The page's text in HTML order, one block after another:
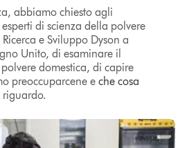
abbiamo chiesto agli
di scienza della polvere
e Sviluppo Dyson a
Unito, di esaminare il
domestica, di capire
preoccuparcene e che cosa
riguardo.